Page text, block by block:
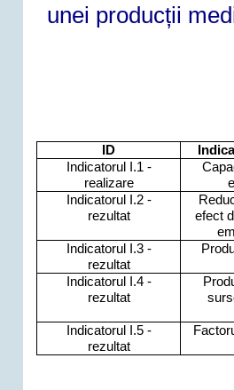
unei producții
ID
Indicatorul I.1 -
realizare
Indicatorul I.2 -
rezultat
efect
Indicatorul I.3 -
rezultat
Indicatorul I.4 -
rezultat
Indicatorul I.5 -
rezultat